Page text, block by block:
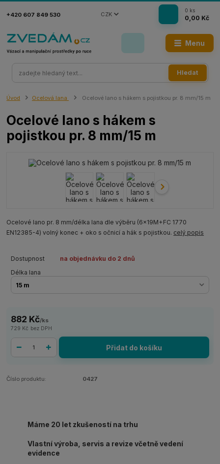
Menu
CZK
Hledat
+420 607 849 530
0 ks
0,00 Kč
Úvod Ocelová lana Ocelové lano s hákem s pojistkou pr. 8 mm/15 m
Ocelové lano s hákem s
pojistkou pr. 8 mm/15 m
Ocelové lano pr. 8 mm/délka lana dle výběru (6x19M+FC 1770
EN12385-4) volný konec + oko s očnicí a hák s pojistkou. celý popis
Dostupnost
na objednávku do 2 dnů
Délka lana
882 Kč/ks
729 Kč bez DPH
Přidat do košíku
Číslo produktu: 0427
Máme 20 let zkušeností na trhu
Vlastní výroba, servis a revize včetně vedení
evidence